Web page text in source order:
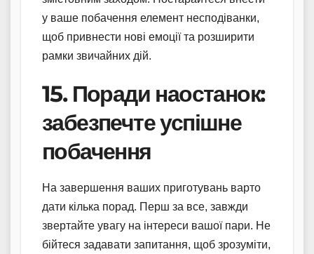
у ваше побачення елемент несподіванки,
щоб привнести нові емоції та розширити
рамки звичайних дій.
15. Поради наостанок:
забезпечте успішне
побачення
На завершення ваших приготувань варто
дати кілька порад. Перш за все, завжди
звертайте увагу на інтереси вашої пари. Не
бійтеся задавати запитання, щоб зрозуміти,